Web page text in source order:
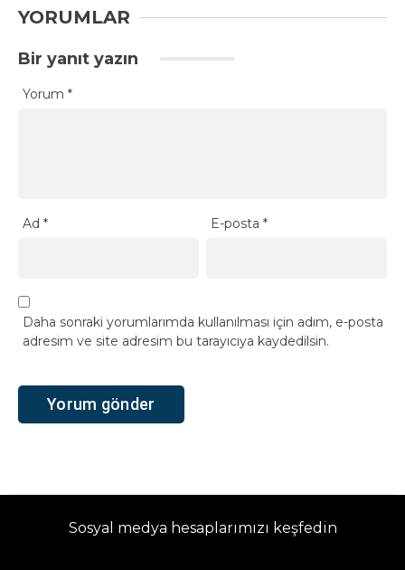
YORUMLAR
Bir yanıt yazın
Yorum *
Ad * E-posta*
Daha sonraki yorumlarımda kullanılması için adım, e-posta
adresim ve site adresim bu tarayıcıya kaydedilsin.
Sosyal medya hesaplarımızı keşfedin